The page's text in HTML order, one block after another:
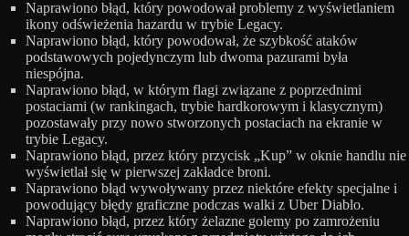
Naprawiono błąd, który powodował problemy z wyświetlaniem
ikony odświeżenia hazardu w trybie Legacy.
Naprawiono błąd, który powodował, że szybkość ataków
podstawowych pojedynczym lub dwoma pazurami była
niespójna.
Naprawiono błąd, w którym flagi związane z poprzednimi
postaciami (w rankingach, trybie hardkorowym i klasycznym)
pozostawały przy nowo stworzonych postaciach na ekranie w
trybie Legacy.
Naprawiono błąd, przez który przycisk „Kup” w oknie handlu nie
wyświetlał się w pierwszej zakładce broni.
Naprawiono błąd wywoływany przez niektóre efekty specjalne i
powodujący błędy graficzne podczas walki z Uber Diablo.
Naprawiono błąd, przez który żelazne golemy po zamrożeniu